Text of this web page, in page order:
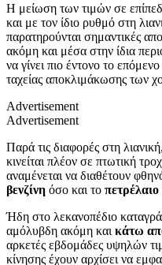
Η μείωση των τιμών σε
και με τον ίδιο ρυθμό στη
παρατηρούνται σημαντικές
ακόμη και μέσα στην ίδια
να γίνει πιο έντονο το
ταχείας αποκλιμάκωσης των
Advertisement
Advertisement
Παρά τις διαφορές στη
κινείται πλέον σε πτωτική
αναμένεται να διαθέτουν
βενζίνη όσο και το
Ήδη στο λεκανοπέδιο
αμόλυβδη ακόμη και κάτω
αρκετές εβδομάδες υψηλών
κίνησης έχουν αρχίσει να